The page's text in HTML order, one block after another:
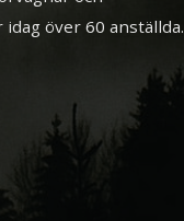
över 60 anställda.